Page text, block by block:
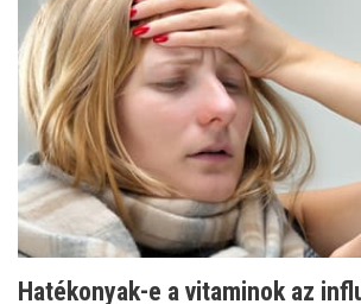
Hatékonyak-e a vitaminok az